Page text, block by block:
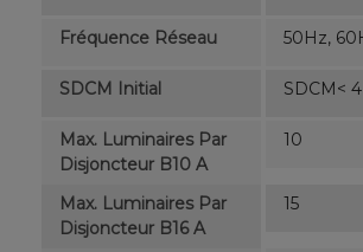
Fréquence Réseau 50Hz,
SDCM Initial SDCM< 4
Max. Luminaires Par
Disjoncteur B10 A
10
Max. Luminaires Par
Disjoncteur B16 A
15